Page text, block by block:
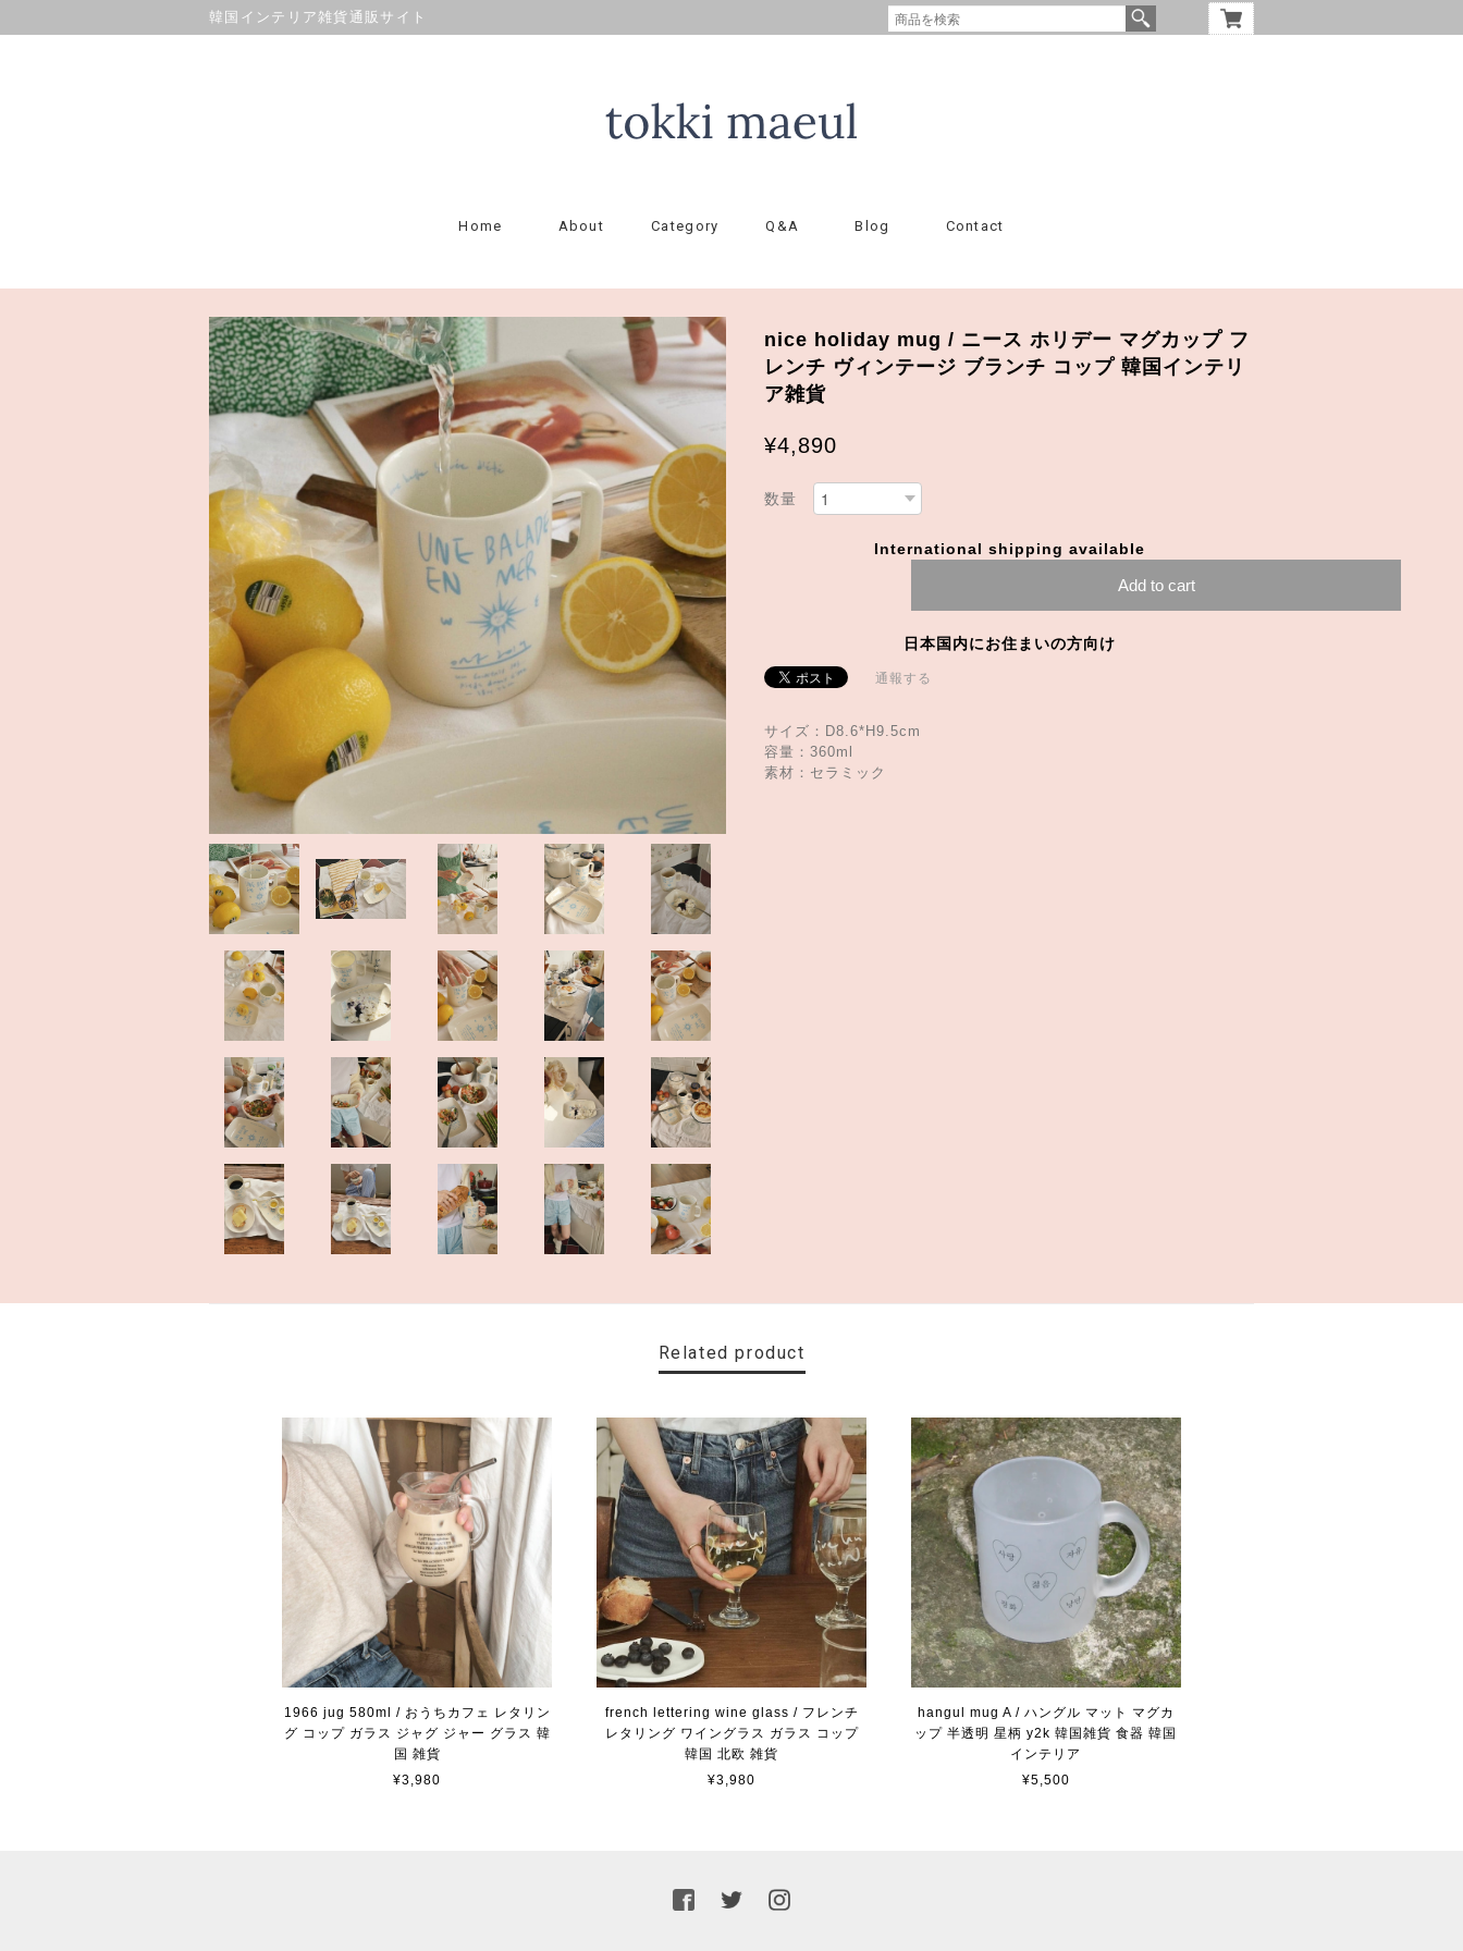
韓国インテリア雑貨通販サイト
Home About Category Q&A Blog Contact
nice holiday mug / ニース ホリデー マグカップ フ
レンチ ヴィンテージ ブランチ コップ 韓国インテリ
ア雑貨
¥4,890
数量
International shipping available
Add to cart
日本国内にお住まいの方向け
通報する
サイズ：D8.6*H9.5cm
容量：360ml
素材：セラミック
Related product
1966 jug 580ml / おうちカフェ レタリン
グ コップ ガラス ジャグ ジャー グラス 韓
国 雑貨
¥3,980
french lettering wine glass / フレンチ
レタリング ワイングラス ガラス コップ
韓国 北欧 雑貨
¥3,980
hangul mug A / ハングル マット マグカ
ップ 半透明 星柄 y2k 韓国雑貨 食器 韓国
インテリア
¥5,500